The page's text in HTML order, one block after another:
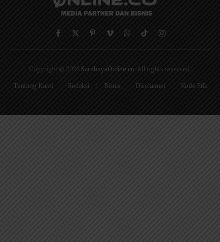
Facebook
X
PinterestVimeoWhatsApp
TikTokInstagram
Copyright © 2026 SurabayaOnline.co . All rights reserved.
Tentang Kami
Redaksi Bisnis Disclaimer Kode Etik